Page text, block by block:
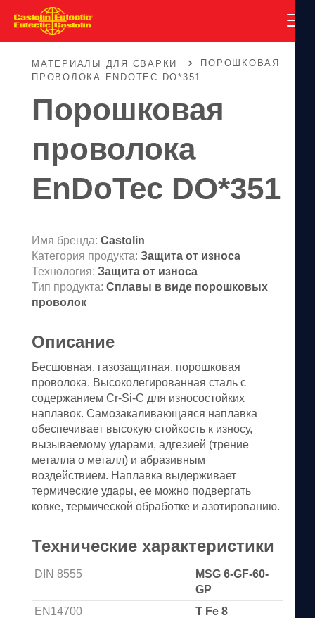
МАТЕРИАЛЫ ДЛЯ СВАРКИ
ПОРОШКОВАЯ
ПРОВОЛОКА ENDOTEC DO*351
Порошковая
проволока
EnDoTec DO*351
Имя бренда: Castolin
Категория продукта: Защита от износа
Технология: Защита от износа
Тип продукта: Сплавы в виде порошковых
проволок
Описание
Бесшовная, газозащитная, порошковая
проволока. Высоколегированная сталь с
содержанием Cr-Si-C для износостойких
наплавок. Самозакаливающаяся наплавка
обеспечивает высокую стойкость к износу,
вызываемому ударами, адгезией (трение
металла о металл) и абразивным
воздействием. Наплавка выдерживает
термические удары, ее можно подвергать
ковке, термической обработке и азотированию.
Технические характеристики
DIN 8555
MSG 6-GF-60-
GP
EN14700
T Fe 8